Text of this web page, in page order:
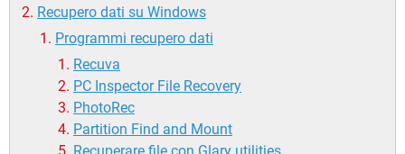
Recupero dati su Windows
Programmi recupero dati
Recuva
PC Inspector File Recovery
PhotoRec
Partition Find and Mount